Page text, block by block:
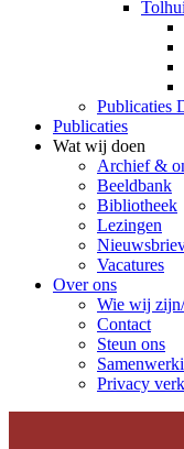
Publicaties
Publicaties
Wat wij doen
Archief &
Beeldbank
Bibliotheek
Lezingen
Vacatures
Over ons
Wie wij
Contact
Steun ons
Privacy